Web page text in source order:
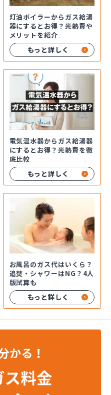
灯油ボイラーからガス給湯
器にするとお得？光熱費や
メリットを紹介
もっと詳しく
電気温水器からガス給湯器
にするとお得？光熱費を徹
底比較
もっと詳しく
お風呂のガス代はいくら？
追焚・シャワーはNG？4人
版試算も
もっと詳しく